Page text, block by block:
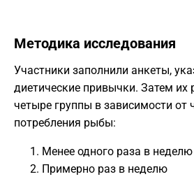
Методика исследования
Участники заполнили анкеты,
диетические привычки. Затем их
четыре группы в зависимости от
потребления рыбы:
Менее одного раза в неделю
Примерно раз в неделю